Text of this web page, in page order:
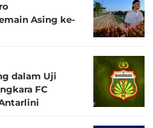
Asing ke-
dalam Uji
FC